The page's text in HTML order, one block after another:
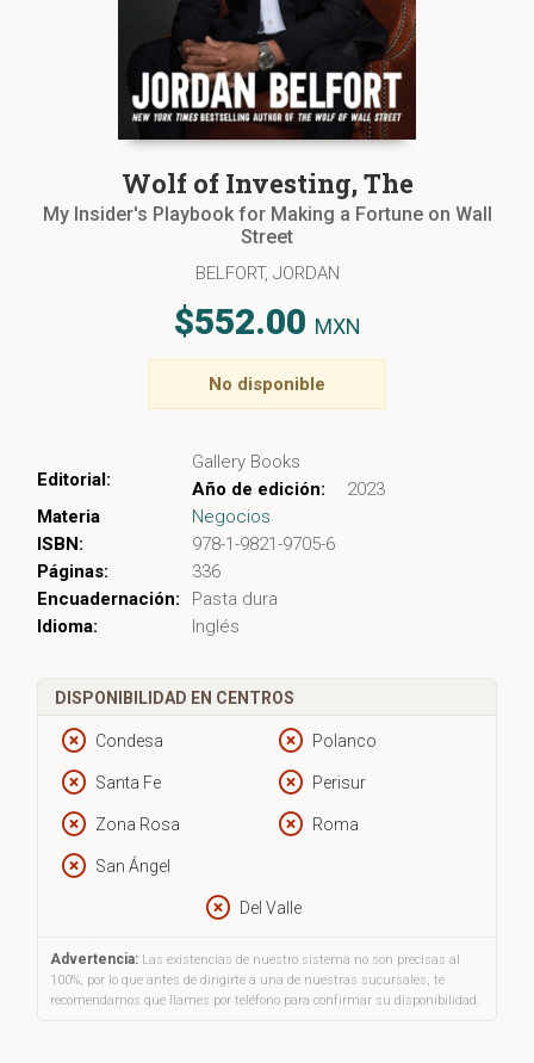
Wolf of Investing, The
My Insider's Playbook for Making a Fortune on Wall
Street
BELFORT, JORDAN
$552.00 MXN
No disponible
Editorial:
Gallery Books
Año de edición:
2023
Materia
Negocios
ISBN:
978-1-9821-9705-6
Páginas:
336
Encuadernación:
Pasta dura
Idioma:
Inglés
DISPONIBILIDAD EN CENTROS
Condesa Polanco
Santa Fe Perisur
Zona Rosa Roma
San Ángel
Del Valle
Advertencia: Las existencias de nuestro sistema no son precisas al
100%, por lo que antes de dirigirte a una de nuestras sucursales, te
recomendamos que llames por teléfono para confirmar su disponibilidad.